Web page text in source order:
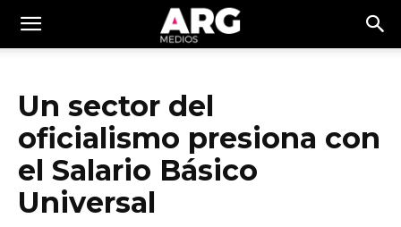
Un sector del
oficialismo presiona con
el Salario Básico
Universal